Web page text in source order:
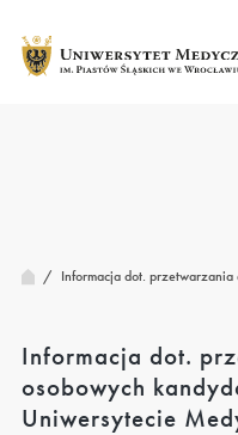
treści
strony
/ Informacja dot.
Informacja dot.
osobowych
Uniwersytecie